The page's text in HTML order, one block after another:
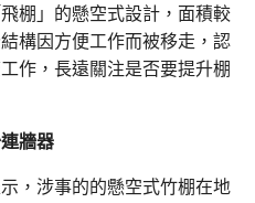
棚」的懸空式設計，面積較
構因方便工作而被移走，認
作，長遠關注是否要提升棚
牆器
，涉事的的懸空式竹棚在地